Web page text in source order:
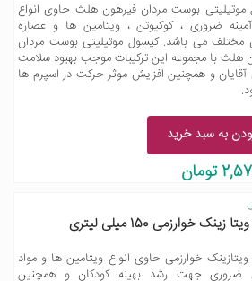
موتیلیتی بوست مردان فیرهون هلث حاوی انواع
ضروری ، کوکیوتن ، ویتامین ها و عصاره
مختلف می باشد. کپسول موتیلیتی بوست مردان
هلث با مجموعه این ترکیبات موجب بهبود سلامت
و همچنین افزایش موثر حرکت در اسپرم ها
به سبد خرید
تومان
خوارزمی 150 میلی لیتری
خوارزمی حاوی انواع ویتامین ها و مواد
ضروری جهت رشد بهینه کودکان و همچنین